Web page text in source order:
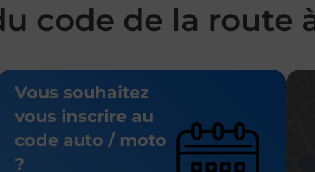
code de la route
Vous souhaitez
vous inscrire au
code auto / moto
?